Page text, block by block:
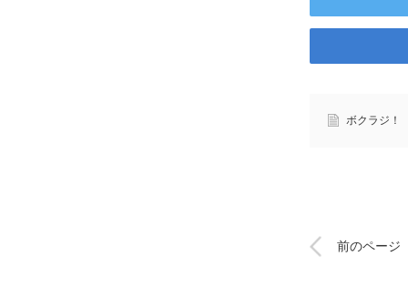
ボクラジ！
前のページ